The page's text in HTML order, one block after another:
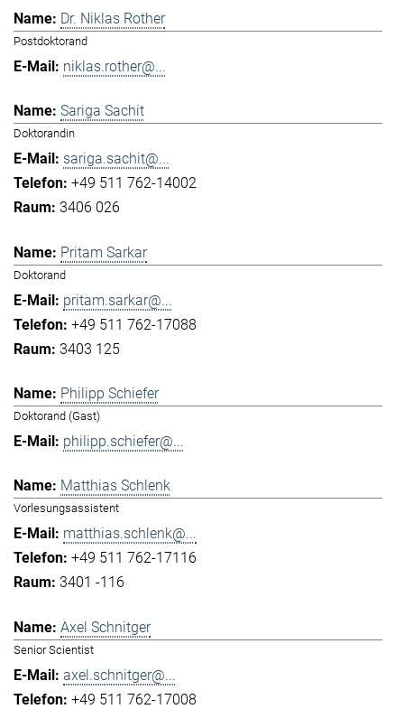
Dr. Niklas Rother
Postdoktorand
niklas.rother@...
Sariga Sachit
Doktorandin
sariga.sachit@...
+49 511 762-14002
3406 026
Pritam Sarkar
Doktorand
pritam.sarkar@...
+49 511 762-17088
3403 125
Philipp Schiefer
Doktorand (Gast)
philipp.schiefer@...
Matthias Schlenk
Vorlesungsassistent
matthias.schlenk@...
+49 511 762-17116
3401 -116
Axel Schnitger
Senior Scientist
axel.schnitger@...
+49 511 762-17008